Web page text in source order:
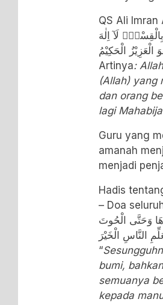
QS Ali Imran
لَآ اِلٰهَ
الْعَزِيْزُ الْحَكِيْمُ
Artinya:
(Allah) yang
dan orang
lagi
Guru yang
amanah
menjadi
Hadis
– Doa
وَحَتَّى الْحُوتَ
النَّاسِ الْخَيْرَ
“
bumi,
semuanya
kepada